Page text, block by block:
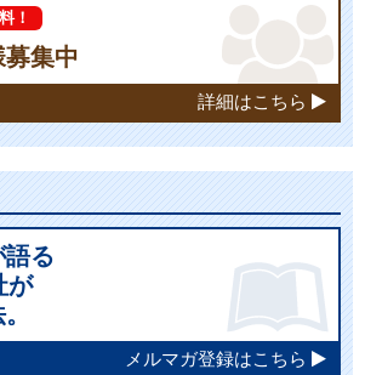
！
集中
詳細はこちら
語る
が
メルマガ登録はこちら